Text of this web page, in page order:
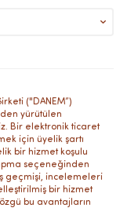
("DANEM”)
yürütülen
Bir elektronik ticaret
için üyelik şartı
bir hizmet koşulu
seçeneğinden
geçmişi, incelemeleri
bir hizmet
bu avantajların